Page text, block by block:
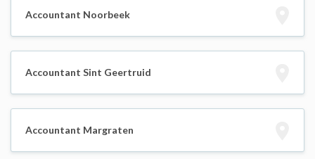
Accountant Noorbeek
Accountant Sint Geertruid
Accountant Margraten